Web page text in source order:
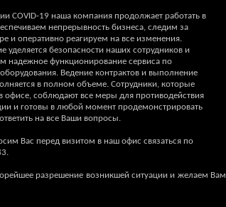
COVID-19 наша компания продолжает работать в
непрерывность бизнеса, следим за
и оперативно реагируем на все изменения.
уделяется безопасности наших сотрудников и
надежное функционирование сервиса по
Ведение контрактов и выполнение
в полном объеме. Сотрудники, которые
офисе, соблюдают все меры для противодействия
и готовы в любой момент продемонстрировать
на все Ваши вопросы.
Вас перед визитом в наш офис связаться по
разрешение возникшей ситуации и желаем Вам